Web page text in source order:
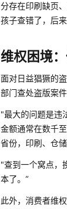
分存在印刷缺页
孩子查错了，后
维权困境
面对日益猖獗的
部门查处盗版案
"最大的问题是违
金额通常在数千
省份，印刷、仓
"查到一个窝点，
本了。”
此外，消费者维